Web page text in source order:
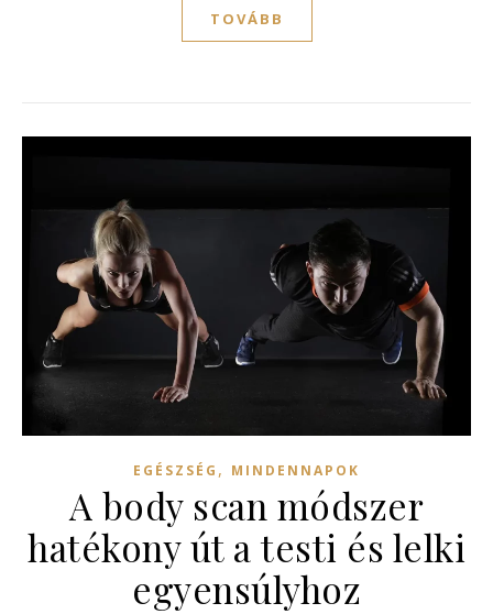
TOVÁBB
EGÉSZSÉG , MINDENNAPOK
A body scan módszer
hatékony út a testi és lelki
egyensúlyhoz